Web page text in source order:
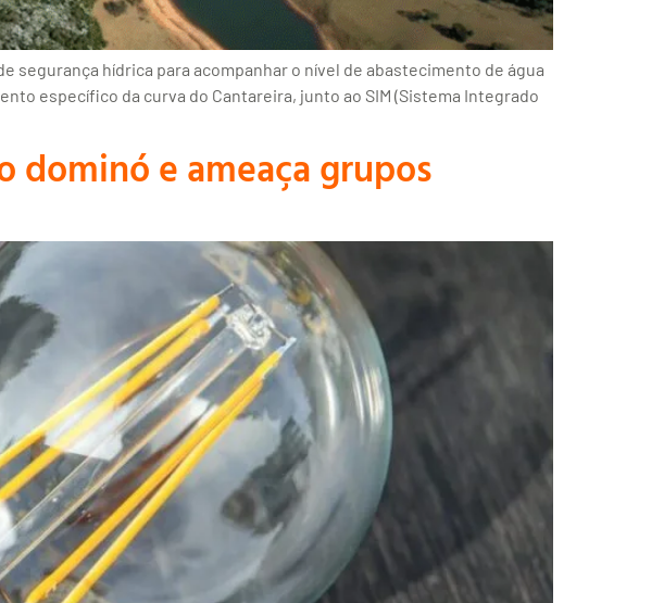
segurança hídrica para acompanhar o nível de abastecimento de água
específico da curva do Cantareira, junto ao SIM (Sistema Integrado
dominó e ameaça grupos